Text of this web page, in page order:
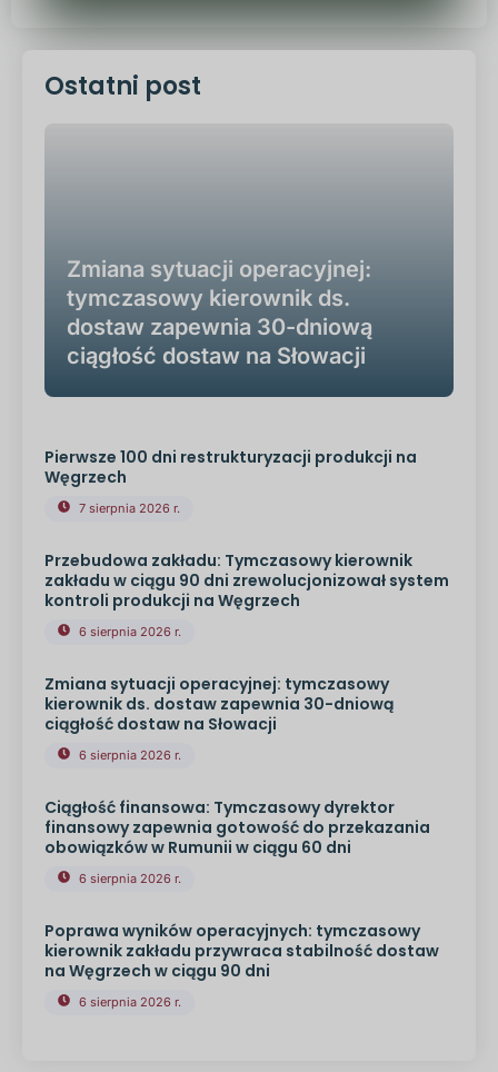
Ostatni post
Zmiana sytuacji operacyjnej:
tymczasowy kierownik ds.
dostaw zapewnia 30-dniową
ciągłość dostaw na Słowacji
Pierwsze 100 dni restrukturyzacji produkcji na
Węgrzech
7 sierpnia 2026 r.
Przebudowa zakładu: Tymczasowy kierownik
zakładu w ciągu 90 dni zrewolucjonizował system
kontroli produkcji na Węgrzech
6 sierpnia 2026 r.
Zmiana sytuacji operacyjnej: tymczasowy
kierownik ds. dostaw zapewnia 30-dniową
ciągłość dostaw na Słowacji
6 sierpnia 2026 r.
Ciągłość finansowa: Tymczasowy dyrektor
finansowy zapewnia gotowość do przekazania
obowiązków w Rumunii w ciągu 60 dni
6 sierpnia 2026 r.
Poprawa wyników operacyjnych: tymczasowy
kierownik zakładu przywraca stabilność dostaw
na Węgrzech w ciągu 90 dni
6 sierpnia 2026 r.